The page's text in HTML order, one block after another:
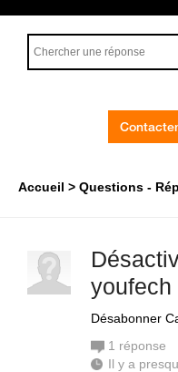
Accueil Questions -
youfech
Désabonner
1 réponse
Il y a